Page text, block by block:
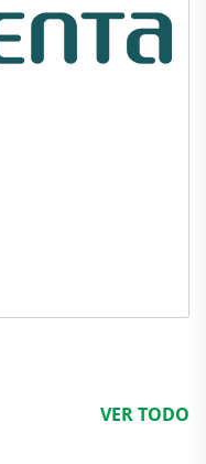
VER TODO